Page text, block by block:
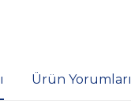
Ürün Yorumları